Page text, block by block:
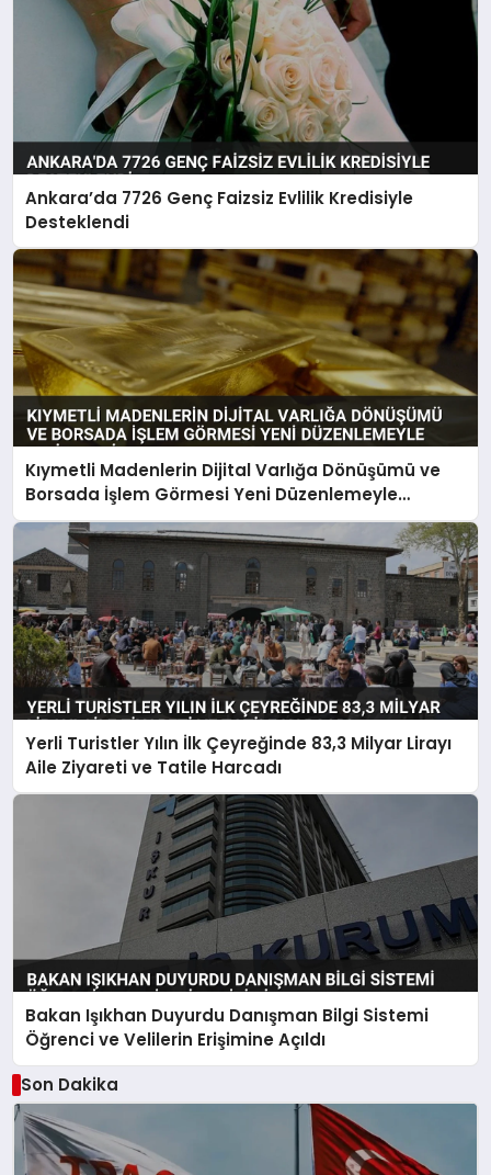
Ankara’da 7726 Genç Faizsiz Evlilik Kredisiyle
Desteklendi
Kıymetli Madenlerin Dijital Varlığa Dönüşümü ve
Borsada İşlem Görmesi Yeni Düzenlemeyle
Belirlendi
Yerli Turistler Yılın İlk Çeyreğinde 83,3 Milyar Lirayı
Aile Ziyareti ve Tatile Harcadı
Bakan Işıkhan Duyurdu Danışman Bilgi Sistemi
Öğrenci ve Velilerin Erişimine Açıldı
Son Dakika